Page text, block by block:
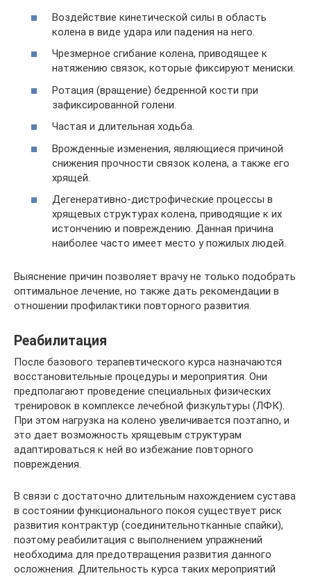
Воздействие кинетической силы в область
колена в виде удара или падения на него.
Чрезмерное сгибание колена, приводящее к
натяжению связок, которые фиксируют мениски.
Ротация (вращение) бедренной кости при
зафиксированной голени.
Частая и длительная ходьба.
Врожденные изменения, являющиеся причиной
снижения прочности связок колена, а также его
хрящей.
Дегенеративно-дистрофические процессы в
хрящевых структурах колена, приводящие к их
истончению и повреждению. Данная причина
наиболее часто имеет место у пожилых людей.
Выяснение причин позволяет врачу не только подобрать
оптимальное лечение, но также дать рекомендации в
отношении профилактики повторного развития.
Реабилитация
После базового терапевтического курса назначаются
восстановительные процедуры и мероприятия. Они
предполагают проведение специальных физических
тренировок в комплексе лечебной физкультуры (ЛФК).
При этом нагрузка на колено увеличивается поэтапно, и
это дает возможность хрящевым структурам
адаптироваться к ней во избежание повторного
повреждения.
В связи с достаточно длительным нахождением сустава
в состоянии функционального покоя существует риск
развития контрактур (соединительнотканные спайки),
поэтому реабилитация с выполнением упражнений
необходима для предотвращения развития данного
осложнения. Длительность курса таких мероприятий